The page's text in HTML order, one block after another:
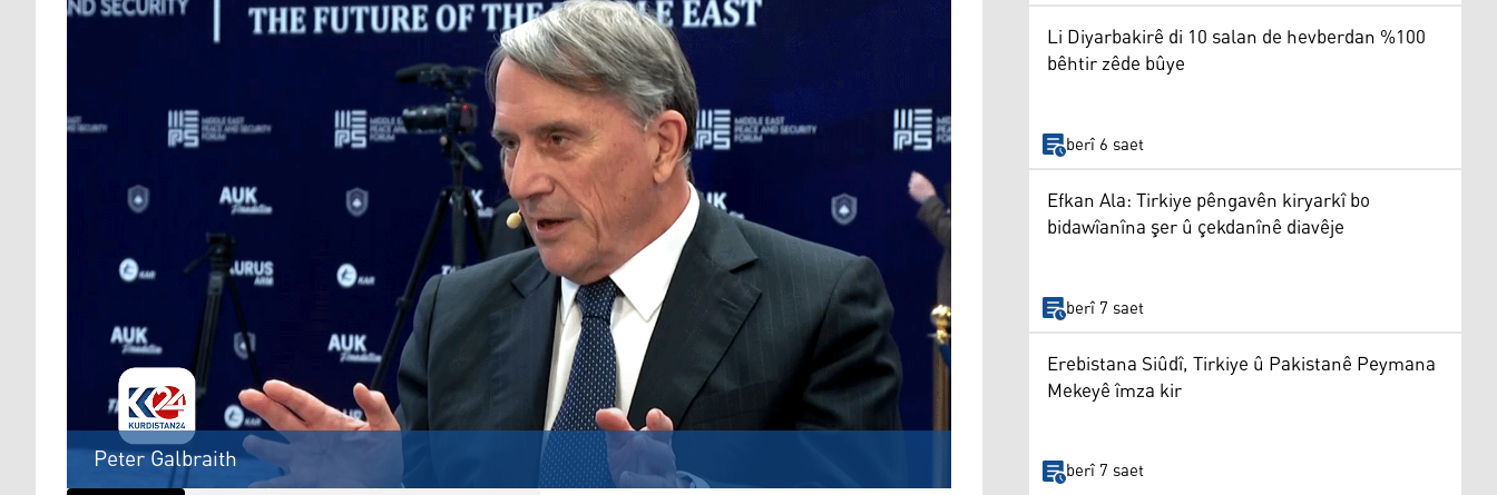
Peter Galbraith
Li Diyarbakirê di 10 salan de hevberdan %100
bêhtir zêde bûye
berî 6 saet
Efkan Ala: Tirkiye pêngavên kiryarkî bo
bidawîanîna şer û çekdanînê diavêje
berî 7 saet
Erebistana Siûdî, Tirkiye û Pakistanê Peymana
Mekeyê îmza kir
berî 7 saet